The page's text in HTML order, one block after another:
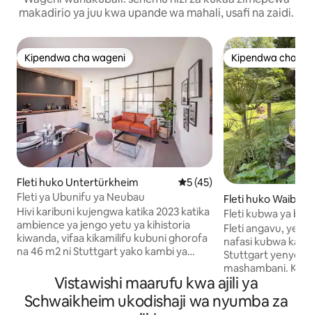
makadirio ya juu kwa upande wa mahali, usafi na zaidi.
Kipendwa cha wageni
Kipendwa cha wageni
Fleti huko Untertürkheim Ukadiriaji wa wastani wa 5
5 (45)
Fleti ya Ubunifu ya Neubau
Hivi karibuni kujengwa katika 2023 katika
ambience ya jengo yetu ya kihistoria
kiwanda, vifaa kikamilifu kubuni ghorofa
na 46 m2 ni Stuttgart yako kambi ya
hisia na faraja ya kisasa ya kuishi.
Stadtbahn, S-Bahn, basi, barabara kuu ya
shirikisho: Muunganisho wa jiji la
Kipendwa cha
Kipendwa cha
Fleti huko
Fleti kubwa ya
na karibu na
Fleti angavu,
nafasi kubwa
Stuttgart yenye
mashambani.
sebule iliyo katika
kuogelea, ambalo
makubwa,
Vistawishi maarufu kwa ajili ya
Schwaikheim ukodishaji wa nyumba za